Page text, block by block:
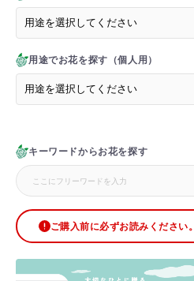
用途でお花を探す（個人用）
キーワードからお花を探す
ご購入前に必ずお読みください。